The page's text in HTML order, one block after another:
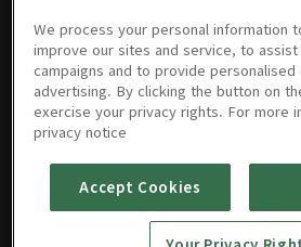
06/03/2019
06/03/2019 • 30분
05/27/201905/20/201905/13/
We process your personal information
improve our sites and service, to
campaigns and to provide personalised
advertising. By clicking the button on
exercise your privacy rights. For more
privacy notice
Accept Cookies